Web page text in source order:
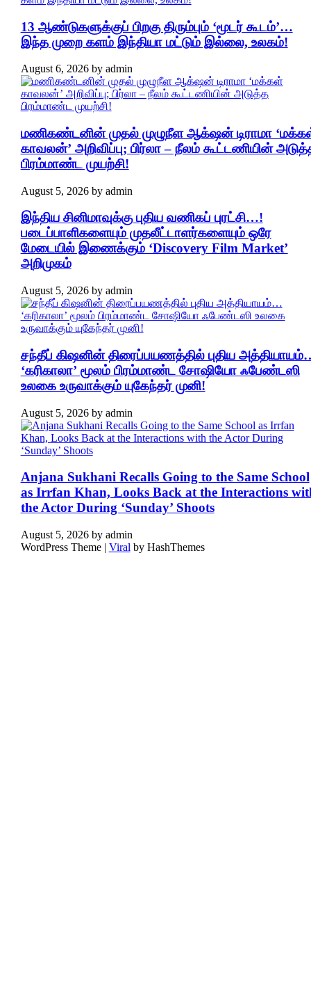
13 ஆண்டுகளுக்குப் பிறகு திரும்பும் ‘மூடர் கூடம்’…
இந்த முறை களம் இந்தியா மட்டும் இல்லை, உலகம்!
August 6, 2026by admin
மணிகண்டனின் முதல் முழுநீள ஆக்‌ஷன் டிராமா
காவலன்’ அறிவிப்பு; பிர்லா – நீலம் கூட்டணியின்
பிரம்மாண்ட முயற்சி!
August 5, 2026by admin
இந்திய சினிமாவுக்கு புதிய வணிகப் புரட்சி…!
படைப்பாளிகளையும் முதலீட்டாளர்களையும் ஒரே
மேடையில் இணைக்கும் ‘Discovery Film Market’
அறிமுகம்
August 5, 2026by admin
சந்தீப் கிஷனின் திரைப்பயணத்தில் புதிய
‘கரிகாலா’ மூலம் பிரம்மாண்ட சோஷியோ ஃபேண்டஸி
உலகை உருவாக்கும் யுகேந்தர் முனி!
August 5, 2026by admin
Anjana Sukhani Recalls Going to the Same School
as Irrfan Khan, Looks Back at the Interactions
the Actor During ‘Sunday’ Shoots
August 5, 2026by admin
WordPress Theme | Viral by HashThemes